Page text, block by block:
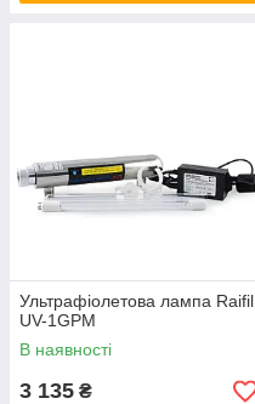
Ультрафіолетова лампа Raifil
UV-1GPM
В наявності
3 135 ₴